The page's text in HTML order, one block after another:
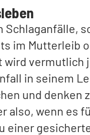
Schlaganfälle,
im Mutterleib
vermutlich
in seinem
und denken
also, wenn es
einer